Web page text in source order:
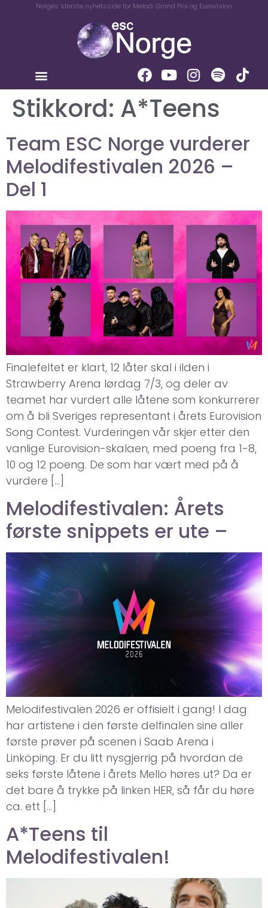
Norges største nyhetsside for Melodi Grand Prix og Eurovision
Stikkord: A*Teens
Team ESC Norge vurderer
Melodifestivalen 2026 –
Del 1
Finalefeltet er klart, 12 låter skal i ilden i
Strawberry Arena lørdag 7/3, og deler av
teamet har vurdert alle låtene som konkurrerer
om å bli Sveriges representant i årets Eurovision
Song Contest. Vurderingen vår skjer etter den
vanlige Eurovision-skalaen, med poeng fra 1-8,
10 og 12 poeng. De som har vært med på å
vurdere […]
Melodifestivalen: Årets
første snippets er ute –
Melodifestivalen 2026 er offisielt i gang! I dag
har artistene i den første delfinalen sine aller
første prøver på scenen i Saab Arena i
Linköping. Er du litt nysgjerrig på hvordan de
seks første låtene i årets Mello høres ut? Da er
det bare å trykke på linken HER, så får du høre
ca. ett […]
A*Teens til
Melodifestivalen!